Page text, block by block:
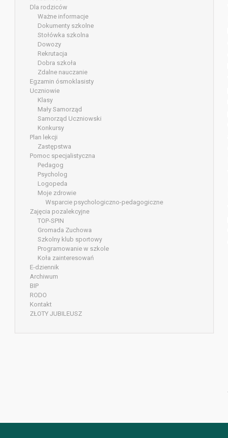
Dla rodziców
Ważne informacje
Dokumenty szkolne
Stołówka szkolna
Dowozy
Rekrutacja
Dobra szkoła
Zdalne nauczanie
Egzamin ósmoklasisty
Uczniowie
Klasy
Mały Samorząd
Samorząd Uczniowski
Konkursy
Plan lekcji
Zastępstwa
Pomoc specjalistyczna
Pedagog
Psycholog
Logopeda
Moje zdrowie
Wsparcie psychologiczno-pedagogiczne
Zajęcia pozalekcyjne
TOP-SPIN
Gromada Zuchowa
Szkolny klub sportowy
Programowanie w szkole
Koła zainteresowań
E-dziennik
Archiwum
BIP
RODO
Kontakt
ZŁOTY JUBILEUSZ